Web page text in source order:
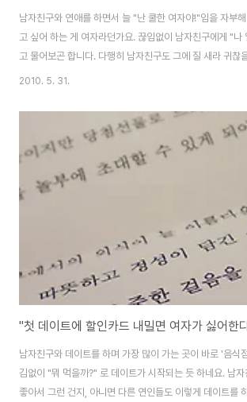
남자친구와 연애를 하면서 늘 "난 쿨한 여자야!"임을 자부
고 싶어 하는 게 여자라던가요. 끊임없이 남자친구에게 "나
고 물어보곤 합니다. 다행히 남자친구도 그에 질 새라 귀찮
진 멘트를 날려 주곤 합니다. 뭐 뻔히 알만큼 아는 대답이지
해. 넌 나 얼마나 사랑해?" "나도 오빠만큼 사랑해." "응? 역
랑하는구나? 더 사랑하진 않아?" "응" "헐-" 얼마 전, 시리
포스팅을 하며 스카이 시리우스에서 곧 내놓을 '거짓말탐지
대한 기대감을 이야기 했었는데요. '남자친구에게 제일 먼
2010. 5. 31.
"첫 데이트에 할인카드 내밀면 여자가 싫어한
남자친구와 데이트를 하며 가장 많이 가는 곳이 바로 '음식
김없이 "뭐 먹을까?" 로 데이트가 시작되는 듯 하네요. 남자
좋아서 그런 건지, 아니면 다른 연인들도 이렇게 데이트를